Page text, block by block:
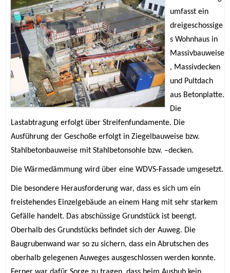
umfasst ein
dreigeschossige
s Wohnhaus in
Massivbauweise
, Massivdecken
und Pultdach
aus Betonplatte.
Die
Lastabtragung erfolgt über Streifenfundamente. Die
Ausführung der Geschoße erfolgt in Ziegelbauweise bzw.
Stahlbetonbauweise mit Stahlbetonsohle bzw. –decken.
Die Wärmedämmung wird über eine WDVS-Fassade umgesetzt.
Die besondere Herausforderung war, dass es sich um ein
freistehendes Einzelgebäude an einem Hang mit sehr starkem
Gefälle handelt. Das abschüssige Grundstück ist beengt.
Oberhalb des Grundstücks befindet sich der Auweg. Die
Baugrubenwand war so zu sichern, dass ein Abrutschen des
oberhalb gelegenen Auweges ausgeschlossen werden konnte.